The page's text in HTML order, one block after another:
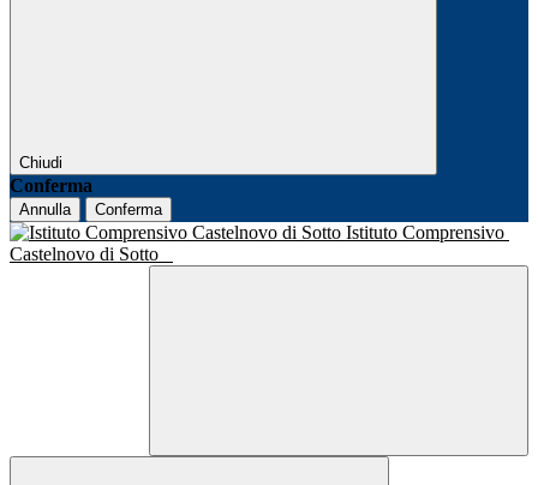
Chiudi
Conferma
Annulla Conferma
Istituto Comprensivo
Castelnovo di Sotto